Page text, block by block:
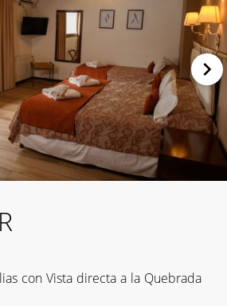
con Vista directa a la Quebrada